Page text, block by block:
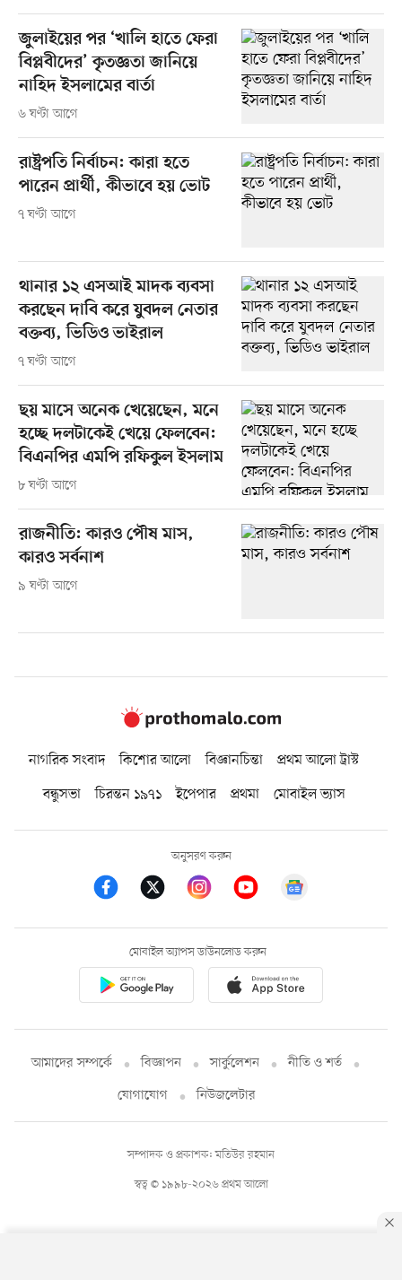
জুলাইয়ের পর ‘খালি হাতে ফেরা
বিপ্লবীদের’ কৃতজ্ঞতা জানিয়ে
নাহিদ ইসলামের বার্তা
৬ ঘণ্টা আগে
রাষ্ট্রপতি নির্বাচন: কারা হতে
পারেন প্রার্থী, কীভাবে হয় ভোট
৭ ঘণ্টা আগে
থানার ১২ এসআই মাদক ব্যবসা
করছেন দাবি করে যুবদল নেতার
বক্তব্য, ভিডিও ভাইরাল
৭ ঘণ্টা আগে
ছয় মাসে অনেক খেয়েছেন, মনে
হচ্ছে দলটাকেই খেয়ে ফেলবেন:
বিএনপির এমপি রফিকুল ইসলাম
৮ ঘণ্টা আগে
রাজনীতি: কারও পৌষ মাস,
কারও সর্বনাশ
৯ ঘণ্টা আগে
নাগরিক সংবাদ কিশোর আলো বিজ্ঞানচিন্তা
প্রথম আলো ট্রাস্ট
বন্ধুসভা
চিরন্তন ১৯৭১ ইপেপার প্রথমা মোবাইল ভ্যাস
অনুসরণ করুন
মোবাইল অ্যাপস ডাউনলোড করুন
আমাদের সম্পর্কে বিজ্ঞাপন সার্কুলেশন
নীতি ও শর্ত
যোগাযোগ
নিউজলেটার
স্বত্ব © ১৯৯৮-২০২৬ প্রথম আলো
সম্পাদক ও প্রকাশক: মতিউর রহমান